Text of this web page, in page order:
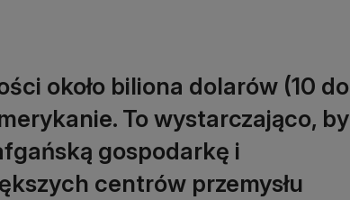
około biliona dolarów (10 do
To wystarczająco, by
gospodarkę i
centrów przemysłu